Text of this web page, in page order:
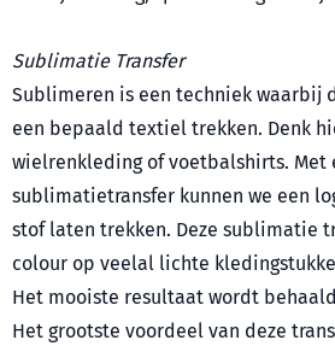
Sublimatie Transfer
Sublimeren is een techniek waarbij
een bepaald textiel trekken. Denk
wielrenkleding of voetbalshirts. Met
sublimatietransfer kunnen we een
stof laten trekken. Deze sublimatie
colour op veelal lichte
Het mooiste resultaat wordt
Het grootste voordeel van deze